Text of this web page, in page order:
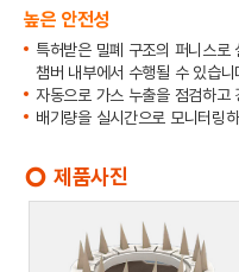
높은 안전성
특허받은 밀폐 구조의 퍼니스로
챔버 내부에서 수행될 수 있습니
자동으로 가스 누출을 점검하고
배기량을 실시간으로 모니터링
trip_origin 제품사진